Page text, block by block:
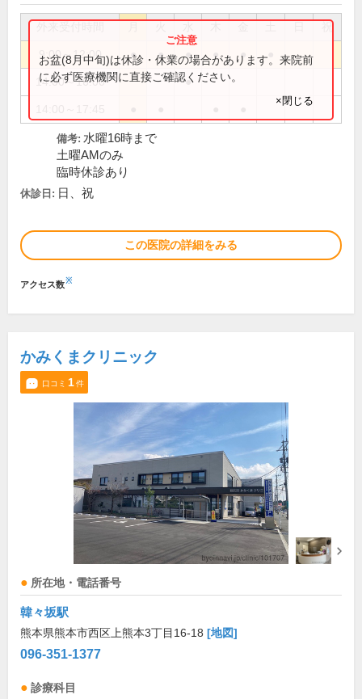
祝
9:00～12:00 ● ● ● ● ●
14:00～16:00 ●
お盆(8月中旬)は休診・休業の場合があります。来院前
に必ず医療機関に直接ご確認ください。
×閉じる
備考: 水曜16時まで
土曜AMのみ
臨時休診あり
休診日: 日、祝
この医院の詳細をみる
アクセス数※
かみくまクリニック
口コミ 1件
所在地・電話番号
韓々坂駅
熊本県熊本市西区上熊本3丁目16-18 [地図]
096-351-1377
診療科目